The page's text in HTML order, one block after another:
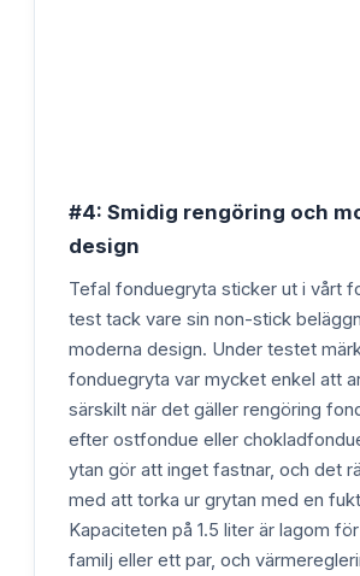
#4: Smidig rengöring och
design
Tefal fonduegryta sticker ut i vårt
test tack vare sin non-stick
moderna design. Under testet
fonduegryta var mycket enkel att
särskilt när det gäller rengöring
efter ostfondue eller
ytan gör att inget fastnar, och det
med att torka ur grytan med en
Kapaciteten på 1.5 liter är lagom
familj eller ett par, och